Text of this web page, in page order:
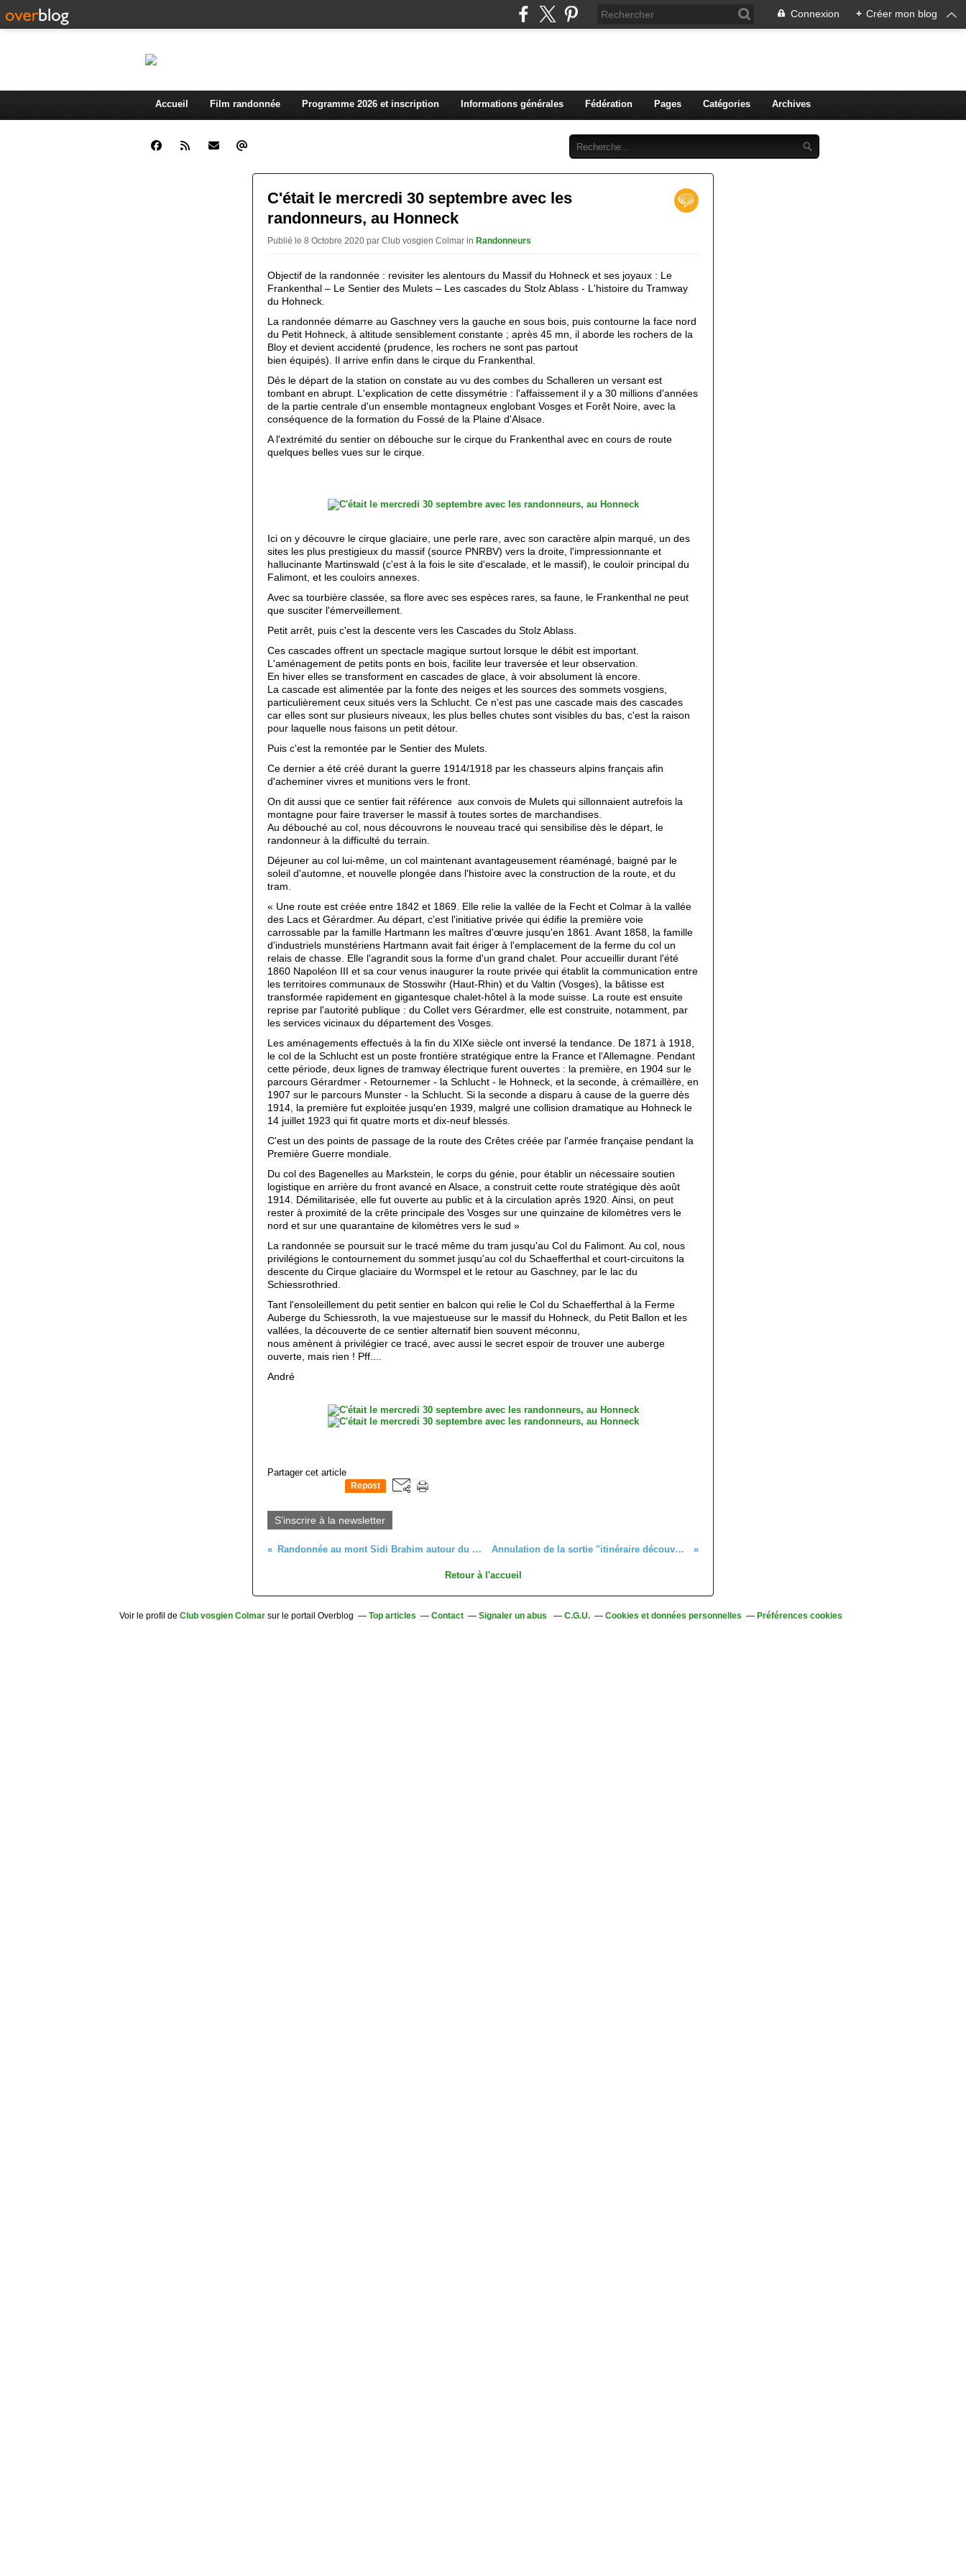
Connexion + Créer mon blog
Accueil Film randonnée Programme 2026 et inscription Informations générales Fédération Pages Catégories Archives
C'était le mercredi 30 septembre avec les
randonneurs, au Honneck
Publié le 8 Octobre 2020 par Club vosgien Colmar in Randonneurs
Objectif de la randonnée : revisiter les alentours du Massif du Hohneck et ses joyaux : Le
Frankenthal – Le Sentier des Mulets – Les cascades du Stolz Ablass - L'histoire du Tramway
du Hohneck.
La randonnée démarre au Gaschney vers la gauche en sous bois, puis contourne la face nord
du Petit Hohneck, à altitude sensiblement constante ; après 45 mn, il aborde les rochers de la
Bloy et devient accidenté (prudence, les rochers ne sont pas partout
bien équipés). Il arrive enfin dans le cirque du Frankenthal.
Dés le départ de la station on constate au vu des combes du Schalleren un versant est
tombant en abrupt. L'explication de cette dissymétrie : l'affaissement il y a 30 millions d'années
de la partie centrale d'un ensemble montagneux englobant Vosges et Forêt Noire, avec la
conséquence de la formation du Fossé de la Plaine d'Alsace.
A l'extrémité du sentier on débouche sur le cirque du Frankenthal avec en cours de route
quelques belles vues sur le cirque.
Ici on y découvre le cirque glaciaire, une perle rare, avec son caractère alpin marqué, un des
sites les plus prestigieux du massif (source PNRBV) vers la droite, l'impressionnante et
hallucinante Martinswald (c'est à la fois le site d'escalade, et le massif), le couloir principal du
Falimont, et les couloirs annexes.
Avec sa tourbière classée, sa flore avec ses espèces rares, sa faune, le Frankenthal ne peut
que susciter l'émerveillement.
Petit arrêt, puis c'est la descente vers les Cascades du Stolz Ablass.
Ces cascades offrent un spectacle magique surtout lorsque le débit est important.
L'aménagement de petits ponts en bois, facilite leur traversée et leur observation.
En hiver elles se transforment en cascades de glace, à voir absolument là encore.
La cascade est alimentée par la fonte des neiges et les sources des sommets vosgiens,
particulièrement ceux situés vers la Schlucht. Ce n’est pas une cascade mais des cascades
car elles sont sur plusieurs niveaux, les plus belles chutes sont visibles du bas, c'est la raison
pour laquelle nous faisons un petit détour.
Puis c'est la remontée par le Sentier des Mulets.
Ce dernier a été créé durant la guerre 1914/1918 par les chasseurs alpins français afin
d'acheminer vivres et munitions vers le front.
On dit aussi que ce sentier fait référence aux convois de Mulets qui sillonnaient autrefois la
montagne pour faire traverser le massif à toutes sortes de marchandises.
Au débouché au col, nous découvrons le nouveau tracé qui sensibilise dès le départ, le
randonneur à la difficulté du terrain.
Déjeuner au col lui-même, un col maintenant avantageusement réaménagé, baigné par le
soleil d'automne, et nouvelle plongée dans l'histoire avec la construction de la route, et du
tram.
« Une route est créée entre 1842 et 1869. Elle relie la vallée de la Fecht et Colmar à la vallée
des Lacs et Gérardmer. Au départ, c'est l'initiative privée qui édifie la première voie
carrossable par la famille Hartmann les maîtres d'œuvre jusqu'en 1861. Avant 1858, la famille
d'industriels munstériens Hartmann avait fait ériger à l'emplacement de la ferme du col un
relais de chasse. Elle l'agrandit sous la forme d'un grand chalet. Pour accueillir durant l'été
1860 Napoléon III et sa cour venus inaugurer la route privée qui établit la communication entre
les territoires communaux de Stosswihr (Haut-Rhin) et du Valtin (Vosges), la bâtisse est
transformée rapidement en gigantesque chalet-hôtel à la mode suisse. La route est ensuite
reprise par l'autorité publique : du Collet vers Gérardmer, elle est construite, notamment, par
les services vicinaux du département des Vosges.
Les aménagements effectués à la fin du XIXe siècle ont inversé la tendance. De 1871 à 1918,
le col de la Schlucht est un poste frontière stratégique entre la France et l'Allemagne. Pendant
cette période, deux lignes de tramway électrique furent ouvertes : la première, en 1904 sur le
parcours Gérardmer - Retournemer - la Schlucht - le Hohneck, et la seconde, à crémaillère, en
1907 sur le parcours Munster - la Schlucht. Si la seconde a disparu à cause de la guerre dès
1914, la première fut exploitée jusqu'en 1939, malgré une collision dramatique au Hohneck le
14 juillet 1923 qui fit quatre morts et dix-neuf blessés.
C'est un des points de passage de la route des Crêtes créée par l'armée française pendant la
Première Guerre mondiale.
Du col des Bagenelles au Markstein, le corps du génie, pour établir un nécessaire soutien
logistique en arrière du front avancé en Alsace, a construit cette route stratégique dès août
1914. Démilitarisée, elle fut ouverte au public et à la circulation après 1920. Ainsi, on peut
rester à proximité de la crête principale des Vosges sur une quinzaine de kilomètres vers le
nord et sur une quarantaine de kilomètres vers le sud »
La randonnée se poursuit sur le tracé même du tram jusqu'au Col du Falimont. Au col, nous
privilégions le contournement du sommet jusqu'au col du Schaefferthal et court-circuitons la
descente du Cirque glaciaire du Wormspel et le retour au Gaschney, par le lac du
Schiessrothried.
Tant l'ensoleillement du petit sentier en balcon qui relie le Col du Schaefferthal à la Ferme
Auberge du Schiessroth, la vue majestueuse sur le massif du Hohneck, du Petit Ballon et les
vallées, la découverte de ce sentier alternatif bien souvent méconnu,
nous amènent à privilégier ce tracé, avec aussi le secret espoir de trouver une auberge
ouverte, mais rien ! Pff....
André
Partager cet article
Repost
S'inscrire à la newsletter
Randonnée au mont Sidi Brahim autour du Hilsenfirst - mercredi 14 octobre 2020 Annulation de la sortie "itinéraire découverte", prévue samedi 10 octobre 2020
Retour à l'accueil
Voir le profil de Club vosgien Colmar sur le portail Overblog Top articles Contact Signaler un abus C.G.U. Cookies et données personnelles Préférences cookies